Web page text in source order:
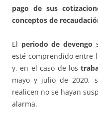
pago de sus
conceptos de
El periodo de devengo
esté comprendido entre
y, en el caso de los
mayo y julio de 2020,
realicen no se hayan
alarma.